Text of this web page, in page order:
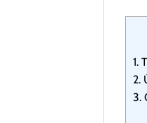
1.
2.
3.